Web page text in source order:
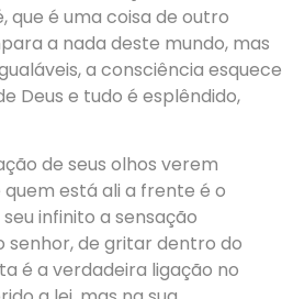
que é uma coisa de outro
a nada deste mundo, mas
a consciência esquece
Deus e tudo é esplêndido,
de seus olhos verem
está ali a frente é o
infinito a sensação
senhor, de gritar dentro do
é a verdadeira ligação no